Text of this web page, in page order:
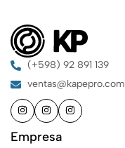
(+598) 92 891 139
ventas@kapepro.com
Empresa